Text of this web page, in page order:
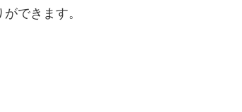
できます。